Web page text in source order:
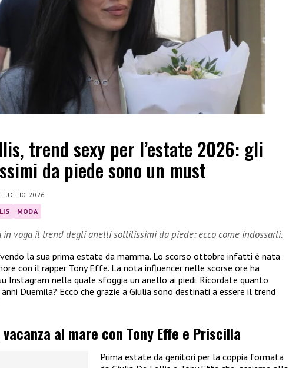
trend sexy per l’estate 2026: gli
da piede sono un must
LUGLIO 2026
MODA
in voga il trend degli anelli sottilissimi da piede: ecco come indossarli.
la sua prima estate da mamma. Lo scorso ottobre infatti è nata
con il rapper Tony Effe. La nota influencer nelle scorse ore ha
Instagram nella quale sfoggia un anello ai piedi. Ricordate quanto
Duemila? Ecco che grazie a Giulia sono destinati a essere il trend
al mare con Tony Effe e Priscilla
Prima estate da genitori per la coppia formata